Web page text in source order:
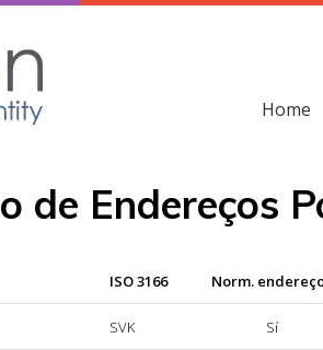
Home
de Endereços
ISO 3166 Norm.
SVK Sí